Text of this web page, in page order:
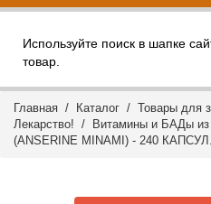
Используйте поиск в шапке
товар.
Главная / Каталог / Товары для
Лекарство! / Витамины и БАДы
(ANSERINE MINAMI) - 240